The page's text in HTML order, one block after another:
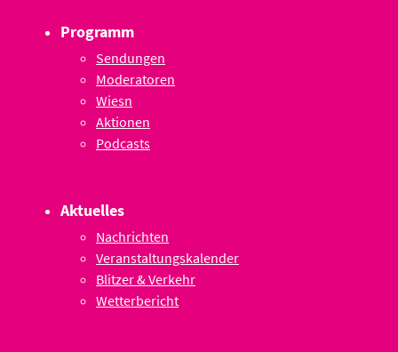
Programm
Sendungen
Moderatoren
Wiesn
Aktionen
Podcasts
Aktuelles
Nachrichten
Veranstaltungskalender
Blitzer & Verkehr
Wetterbericht